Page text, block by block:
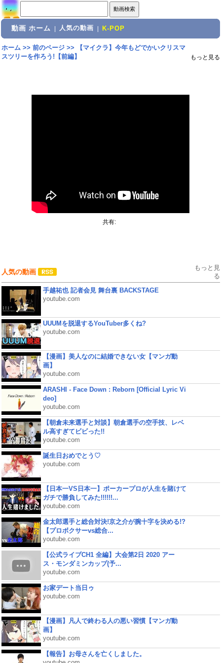
動画 ホーム 人気の動画 K-POP
ホーム>> 前のページ>>
【マイクラ】今年もどでかいクリスマ
スツリーを作ろう!【前編】
もっと見る
共有:
人気の動画
もっと見
る
手越祐也 記者会見 舞台裏 BACKSTAGE
youtube.com
UUUMを脱退するYouTuber多くね?
youtube.com
【漫画】美人なのに結婚できない女【マンガ動
画】
youtube.com
ARASHI - Face Down : Reborn [Official Lyric Vi
deo]
youtube.com
【朝倉未来選手と対談】朝倉選手の空手技、レベ
ル高すぎてビビった!!
youtube.com
誕生日おめでとう♡
youtube.com
【日本一VS日本一】ポーカープロが人生を賭けて
ガチで勝負してみた!!!!!!...
youtube.com
金太郎選手と総合対決!京之介が腕十字を決める!?
【プロボクサーvs総合...
youtube.com
【公式ライブCH1 全編】大会第2日 2020 アー
ス・モンダミンカップ(予...
youtube.com
お家デート当日ゥ
youtube.com
【漫画】凡人で終わる人の悪い習慣【マンガ動
画】
youtube.com
【報告】お母さんを亡くしました。